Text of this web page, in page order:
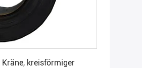
kreisförmiger